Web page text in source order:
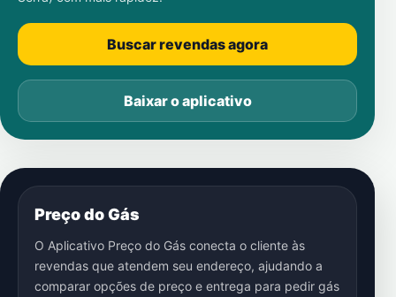
Buscar revendas agora
Baixar o aplicativo
Preço do Gás
O Aplicativo Preço do Gás conecta o cliente às
revendas que atendem seu endereço, ajudando a
comparar opções de preço e entrega para pedir gás